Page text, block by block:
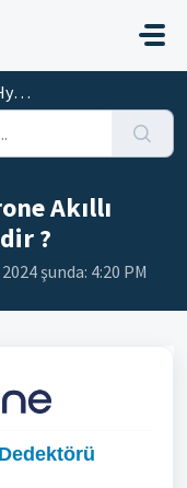
?
Akıllı
?
şunda: 4:20 PM